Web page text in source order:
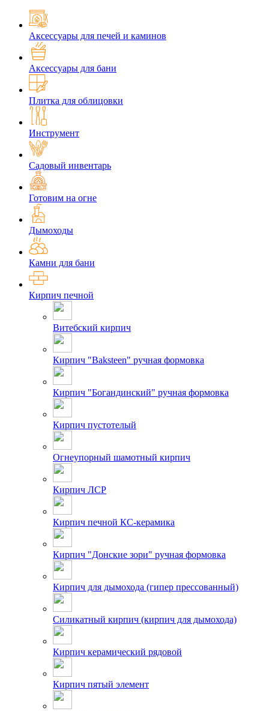
Аксессуары для печей и каминов
Аксессуары для бани
Плитка для облицовки
Инструмент
Садовый инвентарь
Готовим на огне
Дымоходы
Камни для бани
Кирпич печной
Витебский кирпич
Кирпич "Baksteen" ручная формовка
Кирпич "Богандинский" ручная формовка
Кирпич пустотелый
Огнеупорный шамотный кирпич
Кирпич ЛСР
Кирпич печной КС-керамика
Кирпич "Донские зори" ручная формовка
Кирпич для дымохода (гипер прессованный)
Силикатный кирпич (кирпич для дымохода)
Кирпич керамический рядовой
Кирпич пятый элемент